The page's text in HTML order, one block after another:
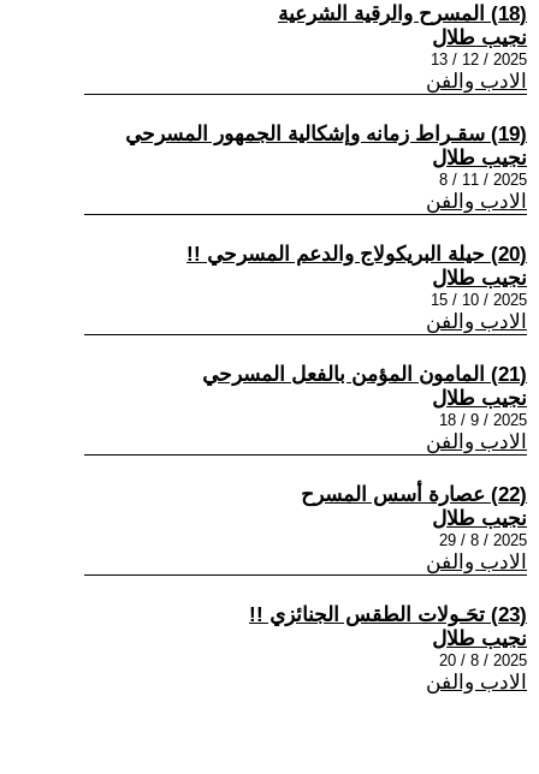
(18) المسرح والرقية الشرعية
نجيب طلال
2025 / 12 / 13
الادب والفن
(19) سقـراط زمانه وإشكالية الجمهور المسرحي
نجيب طلال
2025 / 11 / 8
الادب والفن
(20) حيلة البريكولاج والدعم المسرحي !!
نجيب طلال
2025 / 10 / 15
الادب والفن
(21) المامون المؤمن بالفعل المسرحي
نجيب طلال
2025 / 9 / 18
الادب والفن
(22) عصارة أسس المسرح
نجيب طلال
2025 / 8 / 29
الادب والفن
(23) تحَـولات الطقس الجنائزي !!
نجيب طلال
2025 / 8 / 20
الادب والفن